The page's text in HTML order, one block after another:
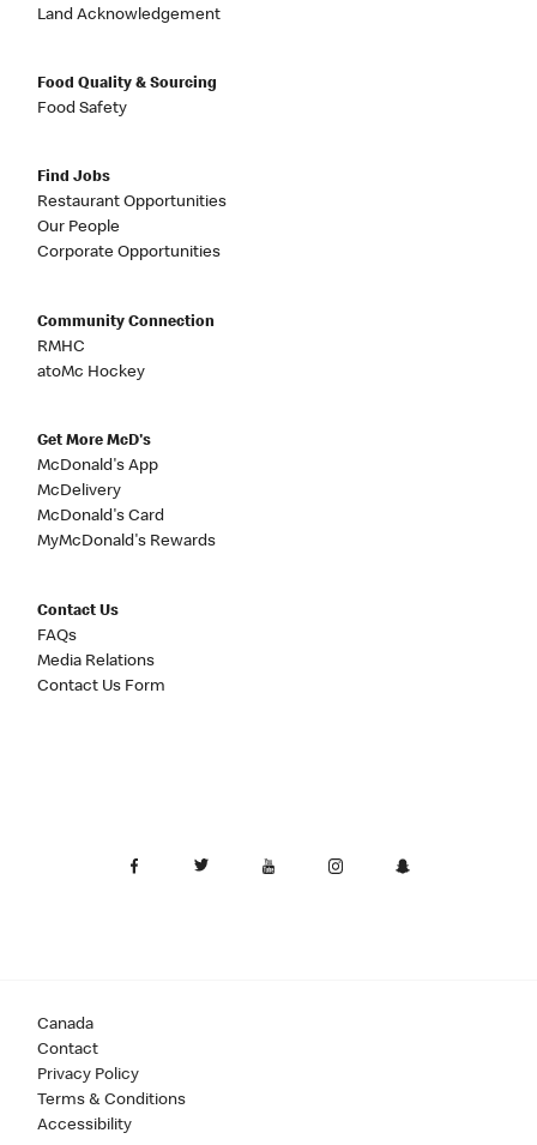
Land Acknowledgement
Food Quality & Sourcing
Food Safety
Find Jobs
Restaurant Opportunities
Our People
Corporate Opportunities
Community Connection
RMHC
atoMc Hockey
Get More McD's
McDonald's App
McDelivery
McDonald's Card
MyMcDonald's Rewards
Contact Us
FAQs
Media Relations
Contact Us Form
Canada
Contact
Privacy Policy
Terms & Conditions
Accessibility